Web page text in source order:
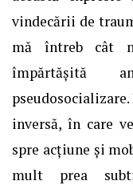
vindecării de
mă întreb cât
împărtăşită
inversă, în care
spre acțiune și
mult prea